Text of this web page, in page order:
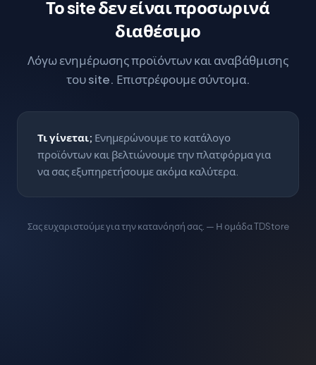
Το site δεν είναι προσωρινά
διαθέσιμο
Λόγω ενημέρωσης προϊόντων και αναβάθμισης
του site. Επιστρέφουμε σύντομα.
Τι γίνεται; Ενημερώνουμε το κατάλογο
προϊόντων και βελτιώνουμε την πλατφόρμα για
να σας εξυπηρετήσουμε ακόμα καλύτερα.
Σας ευχαριστούμε για την κατανόησή σας. — Η ομάδα TDStore